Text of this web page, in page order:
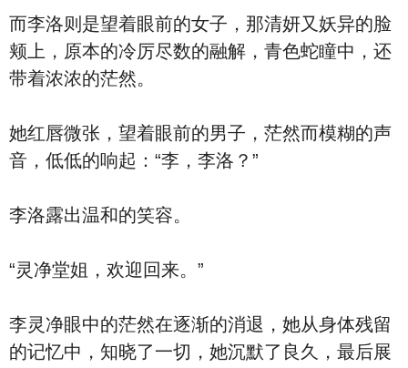
而李洛则是望着眼前的女子，那清妍又妖异的脸
颊上，原本的冷厉尽数的融解，青色蛇瞳中，还
带着浓浓的茫然。
她红唇微张，望着眼前的男子，茫然而模糊的声
音，低低的响起：“李，李洛？”
李洛露出温和的笑容。
“灵净堂姐，欢迎回来。”
李灵净眼中的茫然在逐渐的消退，她从身体残留
的记忆中，知晓了一切，她沉默了良久，最后展